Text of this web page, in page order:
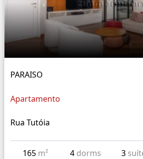
PARAISO
Apartamento
Rua Tutóia
165 m² 4 dorms 3